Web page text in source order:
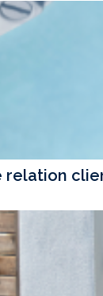
relation